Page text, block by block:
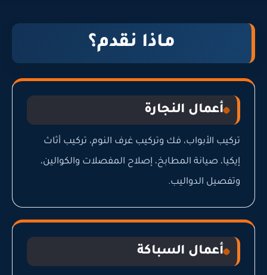
ماذا نقدم؟
أعمال النجارة
تركيب الأبواب، فك وتركيب غرف النوم، تركيب أثاث
إيكيا، صيانة المطابخ، إصلاح المفصلات والكوالين،
وتفصيل الدواليب.
أعمال السباكة